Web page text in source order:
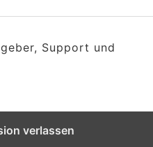
Support und
verlassen